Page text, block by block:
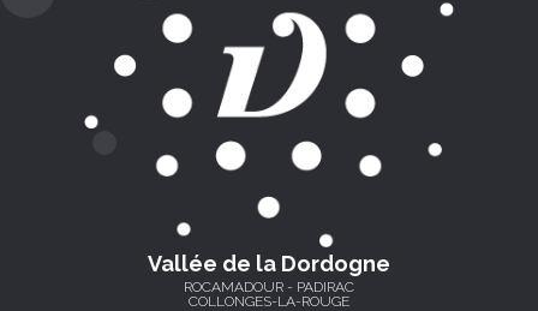
Vallée de la Dordogne
ROCAMADOUR - PADIRAC
COLLONGES-LA-ROUGE